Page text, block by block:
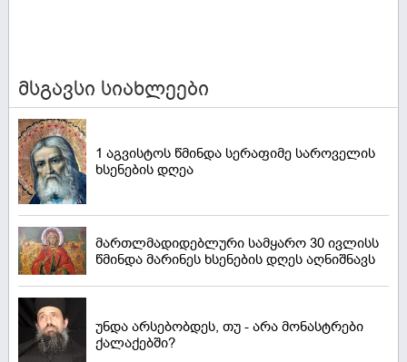
მსგავსი სიახლეები
1 აგვისტოს წმინდა სერაფიმე საროველის
ხსენების დღეა
მართლმადიდებლური სამყარო 30 ივლისს
წმინდა მარინეს ხსენების დღეს აღნიშნავს
უნდა არსებობდეს, თუ - არა მონასტრები
ქალაქებში?